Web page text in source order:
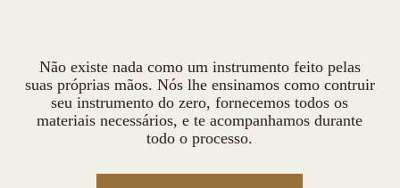
Não existe nada como um instrumento feito pelas
suas próprias mãos. Nós lhe ensinamos como contruir
seu instrumento do zero, fornecemos todos os
materiais necessários, e te acompanhamos durante
todo o processo.